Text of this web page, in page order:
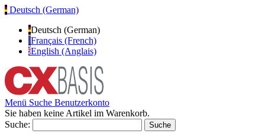
Deutsch (German)
Deutsch (German)
Français (French)
English (Anglais)
Menü Suche Benutzerkonto
Sie haben keine Artikel im Warenkorb.
Suche:
Suche